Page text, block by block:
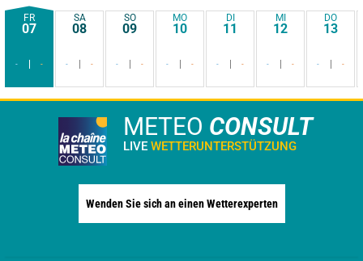
FR
07
- -
SA
08
- -
SO
09
- -
MO
10
- -
DI
11
- -
MI
12
- -
DO
13
- -
METEO CONSULT
LIVE WETTERUNTERSTÜTZUNG
Wenden Sie sich an einen Wetterexperten